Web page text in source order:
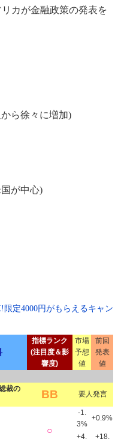
カが金融政策の発表を
ら徐々に増加)
が中心)
定4000円がもらえるキャン
指標ランク
(注目度＆影
響度)
市場
予想
値
前回
発表
値
裁の
BB 要人発言
○
-1.
3%
+0.9%
+4.
+18.